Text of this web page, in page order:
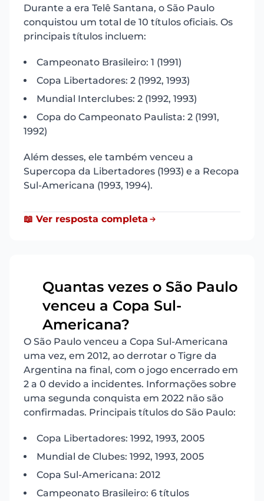
Durante a era Telê Santana, o São Paulo
conquistou um total de 10 títulos oficiais. Os
principais títulos incluem:
Campeonato Brasileiro: 1 (1991)
Copa Libertadores: 2 (1992, 1993)
Mundial Interclubes: 2 (1992, 1993)
Copa do Campeonato Paulista: 2 (1991,
1992)
Além desses, ele também venceu a
Supercopa da Libertadores (1993) e a Recopa
Sul-Americana (1993, 1994).
📖 Ver resposta completa
Quantas vezes o São Paulo
venceu a Copa Sul-
Americana?
O São Paulo venceu a Copa Sul-Americana
uma vez, em 2012, ao derrotar o Tigre da
Argentina na final, com o jogo encerrado em
2 a 0 devido a incidentes. Informações sobre
uma segunda conquista em 2022 não são
confirmadas. Principais títulos do São Paulo:
Copa Libertadores: 1992, 1993, 2005
Mundial de Clubes: 1992, 1993, 2005
Copa Sul-Americana: 2012
Campeonato Brasileiro: 6 títulos